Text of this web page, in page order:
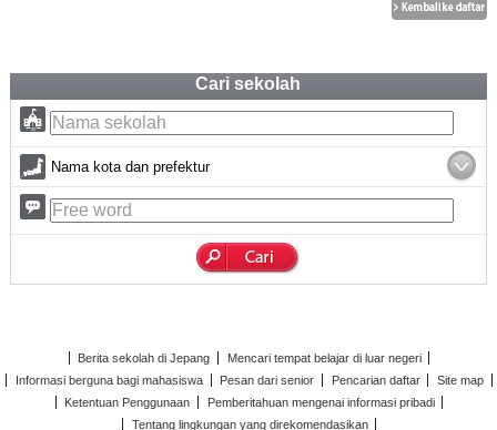
Cari sekolah
Nama kota dan prefektur
Berita sekolah di Jepang
Mencari tempat belajar di luar negeri
Informasi berguna bagi mahasiswa
Pesan dari senior Pencarian daftar
Site map
Ketentuan Penggunaan
Pemberitahuan mengenai informasi pribadi
Tentang lingkungan yang direkomendasikan